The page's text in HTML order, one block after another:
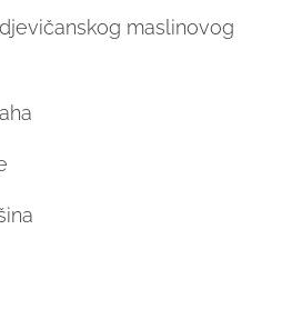
maslinovog